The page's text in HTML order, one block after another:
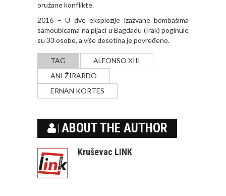
oružane konflikte.
2016 – U dve eksplozije izazvane bombašima
samoubicama na pijaci u Bagdadu (Irak) poginule
su 33 osobe, a više desetina je povređeno.
TAG
ALFONSO XIII
ANI ŽIRARDO
ERNAN KORTES
ABOUT THE AUTHOR
Kruševac LINK